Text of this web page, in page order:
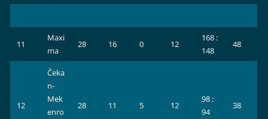
11
Maxi
ma
28 16 0 12
168 :
148
48
12
Čeka
n-
Mek
enro
28 11 5 12
98 :
94
38